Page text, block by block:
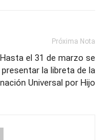
Próxima Nota
Hasta el 31 de marzo se
presentar la libreta de la
Universal por Hijo